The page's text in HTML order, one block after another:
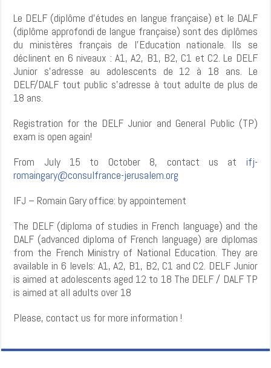
Le DELF (diplôme d’études en langue française) et le DALF
(diplôme approfondi de langue française) sont des diplômes
du ministères français de l’Education nationale. Ils se
déclinent en 6 niveaux : A1, A2, B1, B2, C1 et C2. Le DELF
Junior s’adresse au adolescents de 12 à 18 ans. Le
DELF/DALF tout public s’adresse à tout adulte de plus de
18 ans.
Registration for the DELF Junior and General Public (TP)
exam is open again!
From July 15 to October 8, contact us at ifj-
romaingary@consulfrance-jerusalem.org
IFJ – Romain Gary office: by appointement
The DELF (diploma of studies in French language) and the
DALF (advanced diploma of French language) are diplomas
from the French Ministry of National Education. They are
available in 6 levels: A1, A2, B1, B2, C1 and C2. DELF Junior
is aimed at adolescents aged 12 to 18 The DELF / DALF TP
is aimed at all adults over 18
Please, contact us for more information !